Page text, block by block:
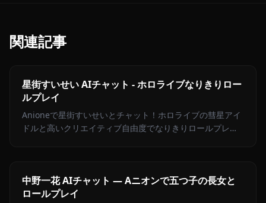
関連記事
星街すいせい AIチャット - ホロライブなりきりロー
ルプレイ
Anioneで星街すいせいとチャット！ホロライブの彗星アイ
ドルと高いクリエイティブ自由度でなりきりロールプレ
中野一花 AIチャット — Aニオンで五つ子の長女と
ロールプレイ